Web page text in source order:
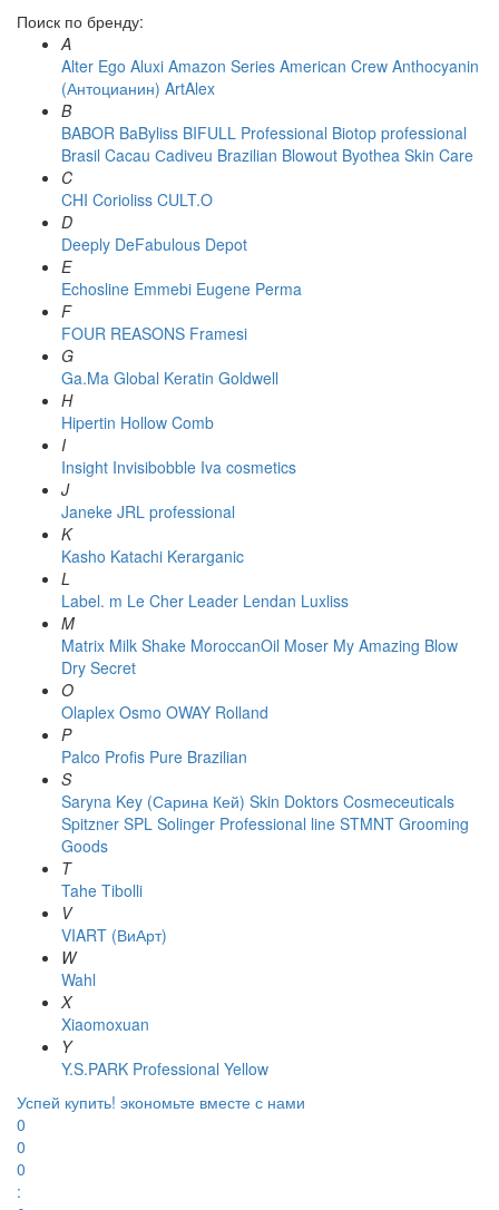
Поиск по бренду:
A
Alter Ego Aluxi Amazon Series American Crew Anthocyanin
(Антоцианин) ArtAlex
B
BABOR BaByliss BIFULL Professional Biotop professional
Brasil Cacau Сadiveu Brazilian Blowout Byothea Skin Care
C
CHI Corioliss CULT.O
D
Deeply DeFabulous Depot
E
Echosline Emmebi Eugene Perma
F
FOUR REASONS Framesi
G
Ga.Ma Global Keratin Goldwell
H
Hipertin Hollow Comb
I
Insight Invisibobble Iva cosmetics
J
Janeke JRL professional
K
Kasho Katachi Kerarganic
L
Label. m Le Cher Leader Lendan Luxliss
M
Matrix Milk Shake MoroccanOil Moser My Amazing Blow
Dry Secret
O
Olaplex Osmo OWAY Rolland
P
Palco Profis Pure Brazilian
S
Saryna Key (Сарина Кей) Skin Doktors Cosmeceuticals
Spitzner SPL Solinger Professional line STMNT Grooming
Goods
T
Tahe Tibolli
V
VIART (ВиАрт)
W
Wahl
X
Xiaomoxuan
Y
Y.S.PARK Professional Yellow
Успей купить! экономьте вместе с нами
0
0
0
: